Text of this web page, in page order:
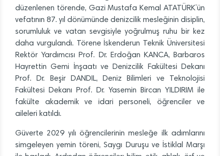
düzenlenen törende, Gazi Mustafa Kemal ATATÜRK’ün
vefatının 87. yıl dönümünde denizcilik mesleğinin disiplin,
sorumluluk ve vatan sevgisiyle yoğrulmuş ruhu bir kez
daha vurgulandı. Törene İskenderun Teknik Üniversitesi
Rektör Yardımcısı Prof. Dr. Erdoğan KANCA, Barbaros
Hayrettin Gemi İnşaatı ve Denizcilik Fakültesi Dekanı
Prof. Dr. Beşir DANDIL, Deniz Bilimleri ve Teknolojisi
Fakültesi Dekanı Prof. Dr. Yasemin Bircan YILDIRIM ile
fakülte akademik ve idari personeli, öğrenciler ve
aileleri katıldı.
Güverte 2029 yılı öğrencilerinin mesleğe ilk adımlarını
simgeleyen yemin töreni, Saygı Duruşu ve İstiklal Marşı